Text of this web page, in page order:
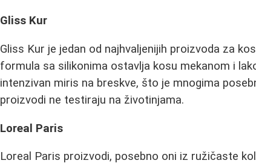
Gliss Kur
Gliss Kur je jedan od najhvaljenijih proizvoda za
formula sa silikonima ostavlja kosu mekanom i
intenzivan miris na breskve, što je mnogima
proizvodi ne testiraju na životinjama.
Loreal Paris
Loreal Paris proizvodi, posebno oni iz ružičaste